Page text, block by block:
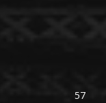
57